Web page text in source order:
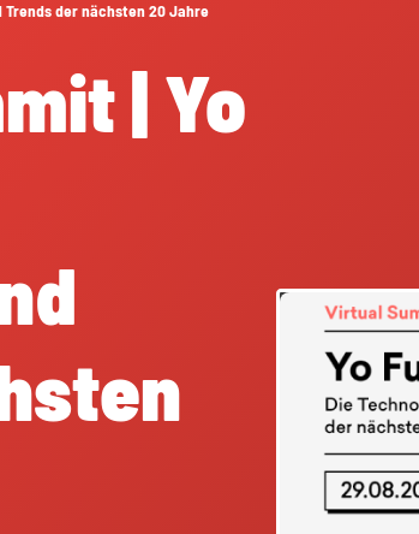
Trends der nächsten 20 Jahre
| Yo